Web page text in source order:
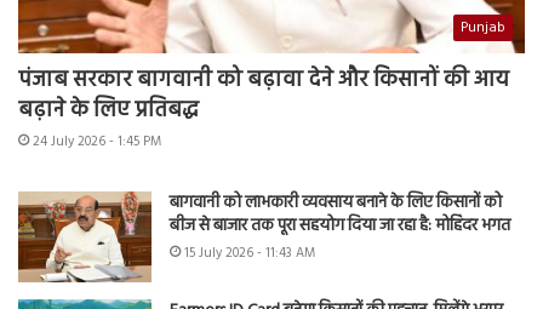
Punjab
पंजाब सरकार बागवानी को बढ़ावा देने और किसानों की आय
बढ़ाने के लिए प्रतिबद्ध
24 July 2026 - 1:45 PM
बागवानी को लाभकारी व्यवसाय बनाने के लिए किसानों को
बीज से बाजार तक पूरा सहयोग दिया जा रहा है: मोहिंदर भगत
15 July 2026 - 11:43 AM